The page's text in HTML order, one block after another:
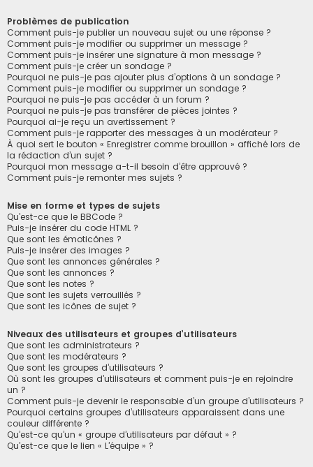
Problèmes de publication
Comment puis-je publier un nouveau sujet ou une réponse ?
Comment puis-je modifier ou supprimer un message ?
Comment puis-je insérer une signature à mon message ?
Comment puis-je créer un sondage ?
Pourquoi ne puis-je pas ajouter plus d’options à un sondage ?
Comment puis-je modifier ou supprimer un sondage ?
Pourquoi ne puis-je pas accéder à un forum ?
Pourquoi ne puis-je pas transférer de pièces jointes ?
Pourquoi ai-je reçu un avertissement ?
Comment puis-je rapporter des messages à un modérateur ?
À quoi sert le bouton « Enregistrer comme brouillon » affiché lors de
la rédaction d’un sujet ?
Pourquoi mon message a-t-il besoin d’être approuvé ?
Comment puis-je remonter mes sujets ?
Mise en forme et types de sujets
Qu’est-ce que le BBCode ?
Puis-je insérer du code HTML ?
Que sont les émoticônes ?
Puis-je insérer des images ?
Que sont les annonces générales ?
Que sont les annonces ?
Que sont les notes ?
Que sont les sujets verrouillés ?
Que sont les icônes de sujet ?
Niveaux des utilisateurs et groupes d’utilisateurs
Que sont les administrateurs ?
Que sont les modérateurs ?
Que sont les groupes d’utilisateurs ?
Où sont les groupes d’utilisateurs et comment puis-je en rejoindre
un ?
Comment puis-je devenir le responsable d’un groupe d’utilisateurs ?
Pourquoi certains groupes d’utilisateurs apparaissent dans une
couleur différente ?
Qu’est-ce qu’un « groupe d’utilisateurs par défaut » ?
Qu’est-ce que le lien « L’équipe » ?